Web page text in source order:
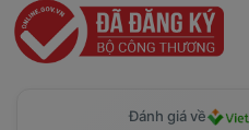
Đánh giá về